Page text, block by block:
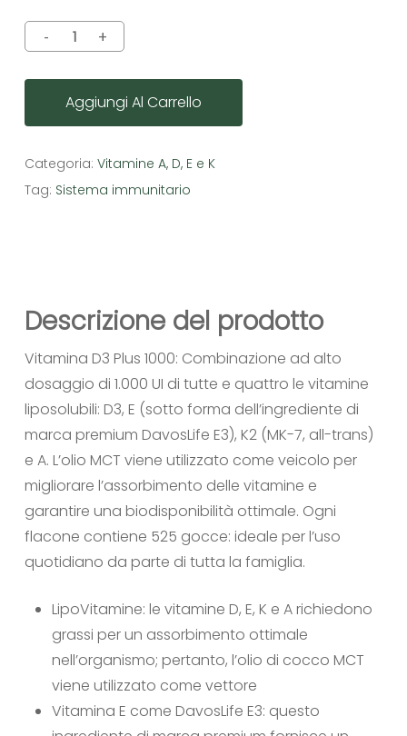
Aggiungi Al Carrello
Categoria: Vitamine A, D, E e K
Tag: Sistema immunitario
Descrizione del prodotto
Vitamina D3 Plus 1000: Combinazione ad alto
dosaggio di 1.000 UI di tutte e quattro le vitamine
liposolubili: D3, E (sotto forma dell’ingrediente di
marca premium DavosLife E3), K2 (MK-7, all-trans)
e A. L’olio MCT viene utilizzato come veicolo per
migliorare l’assorbimento delle vitamine e
garantire una biodisponibilità ottimale. Ogni
flacone contiene 525 gocce: ideale per l’uso
quotidiano da parte di tutta la famiglia.
LipoVitamine: le vitamine D, E, K e A richiedono
grassi per un assorbimento ottimale
nell’organismo; pertanto, l’olio di cocco MCT
viene utilizzato come vettore
Vitamina E come DavosLife E3: questo